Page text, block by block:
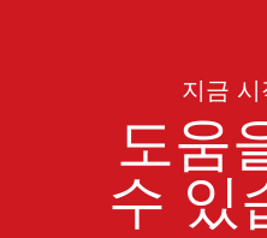
지금 시
도움
수 있